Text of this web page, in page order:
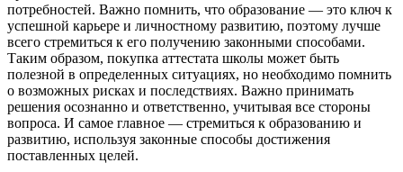
потребностей. Важно помнить, что образование — это ключ к
успешной карьере и личностному развитию, поэтому лучше
всего стремиться к его получению законными способами.
Таким образом, покупка аттестата школы может быть
полезной в определенных ситуациях, но необходимо помнить
о возможных рисках и последствиях. Важно принимать
решения осознанно и ответственно, учитывая все стороны
вопроса. И самое главное — стремиться к образованию и
развитию, используя законные способы достижения
поставленных целей.